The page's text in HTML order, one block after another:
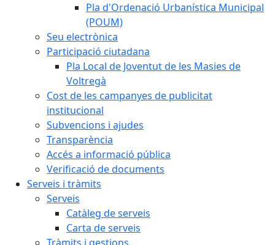
Pla d'Ordenació Urbanística Municipal
(POUM)
Seu electrònica
Participació ciutadana
Pla Local de Joventut de les Masies de
Voltregà
Cost de les campanyes de publicitat
institucional
Subvencions i ajudes
Transparència
Accés a informació pública
Verificació de documents
Serveis i tràmits
Serveis
Catàleg de serveis
Carta de serveis